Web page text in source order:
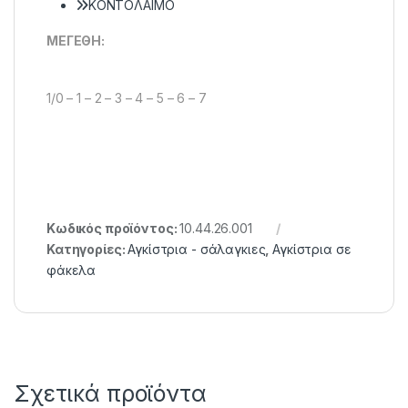
KONTOΛAIMO
MEΓEΘH:
1/0 – 1 – 2 – 3 – 4 – 5 – 6 – 7
Κωδικός προϊόντος:10.44.26.001
Κατηγορίες:Αγκίστρια - σάλαγκιες ,Αγκίστρια σε
φάκελα
Σχετικά προϊόντα